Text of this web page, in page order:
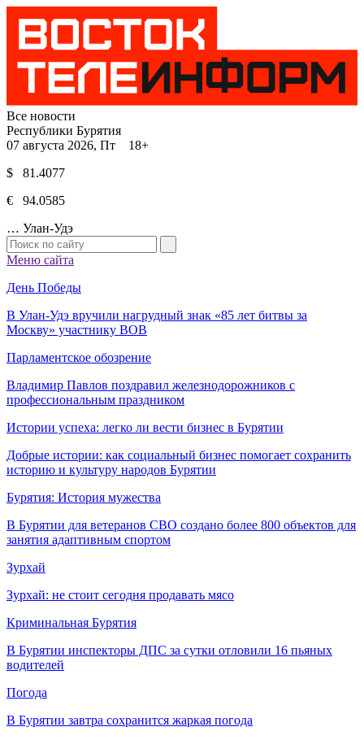
Все новости
Республики Бурятия
07 августа 2026, Пт 18+
$ 81.4077
€ 94.0585
… Улан-Удэ
Меню сайта
День Победы
В Улан-Удэ вручили нагрудный знак «85 лет битвы за
Москву» участнику ВОВ
Парламентское обозрение
Владимир Павлов поздравил железнодорожников с
профессиональным праздником
Истории успеха: легко ли вести бизнес в Бурятии
Добрые истории: как социальный бизнес помогает сохранить
историю и культуру народов Бурятии
Бурятия: История мужества
В Бурятии для ветеранов СВО создано более 800 объектов для
занятия адаптивным спортом
Зурхай
Зурхай: не стоит сегодня продавать мясо
Криминальная Бурятия
В Бурятии инспекторы ДПС за сутки отловили 16 пьяных
водителей
Погода
В Бурятии завтра сохранится жаркая погода